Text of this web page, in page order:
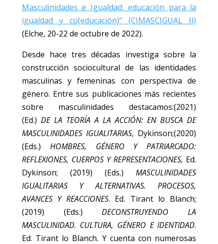
Masculinidades e Igualdad: educación para la
igualdad y co(educación)” (CIMASCIGUAL II)
(Elche, 20-22 de octubre de 2022).
Desde hace tres décadas investiga sobre la
construcción sociocultural de las identidades
masculinas y femeninas con perspectiva de
género. Entre sus publicaciones más recientes
sobre masculinidades destacamos:(2021)
(Ed.) DE LA TEORÍA A LA ACCIÓN: EN BUSCA DE
MASCULINIDADES IGUALITARIAS, Dykinson;(2020)
(Eds.) HOMBRES, GÉNERO Y PATRIARCADO:
REFLEXIONES, CUERPOS Y REPRESENTACIONES, Ed.
Dykinson; (2019) (Eds.) MASCULINIDADES
IGUALITARIAS Y ALTERNATIVAS. PROCESOS,
AVANCES Y REACCIONES. Ed. Tirant lo Blanch;
(2019) (Eds.)DECONSTRUYENDO LA
MASCULINIDAD. CULTURA, GÉNERO E IDENTIDAD.
Ed. Tirant lo Blanch. Y cuenta con numerosas